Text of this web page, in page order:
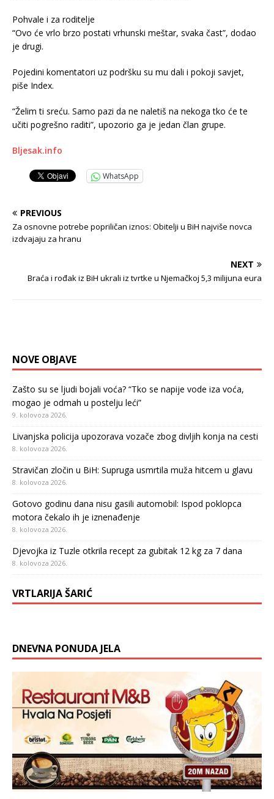
Pohvale i za roditelje
“Ovo će vrlo brzo postati vrhunski meštar, svaka čast”, dodao
je drugi.
Pojedini komentatori uz podršku su mu dali i pokoji savjet,
piše Index.
“Želim ti sreću. Samo pazi da ne naletiš na nekoga tko će te
učiti pogrešno raditi”, upozorio ga je jedan član grupe.
Bljesak.info
WhatsApp
PREVIOUS
Za osnovne potrebe popriličan iznos: Obitelji u BiH najviše novca
izdvajaju za hranu
NEXT
Braća i rođak iz BiH ukrali iz tvrtke u Njemačkoj 5,3 milijuna eura
NOVE OBJAVE
Zašto su se ljudi bojali voća? “Tko se napije vode iza voća,
mogao je odmah u postelju leći”
9. kolovoza 2026.
Livanjska policija upozorava vozače zbog divljih konja na cesti
8. kolovoza 2026.
Stravičan zločin u BiH: Supruga usmrtila muža hitcem u glavu
8. kolovoza 2026.
Gotovo godinu dana nisu gasili automobil: Ispod poklopca
motora čekalo ih je iznenađenje
8. kolovoza 2026.
Djevojka iz Tuzle otkrila recept za gubitak 12 kg za 7 dana
8. kolovoza 2026.
VRTLARIJA ŠARIĆ
DNEVNA PONUDA JELA